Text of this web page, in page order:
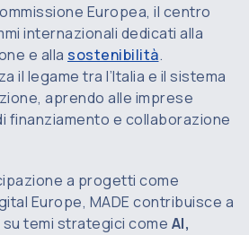
Europea, il centro
internazionali dedicati alla
e alla sostenibilità.
il legame tra l’Italia e il sistema
aprendo alle imprese
finanziamento e collaborazione
a progetti come
Europe, MADE contribuisce a
temi strategici come AI,